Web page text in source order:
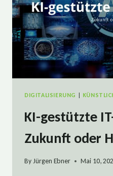
DIGITALISIERUNG |
KI-gestützte
Zukunft oder
ByJürgen Ebner Mai 10,